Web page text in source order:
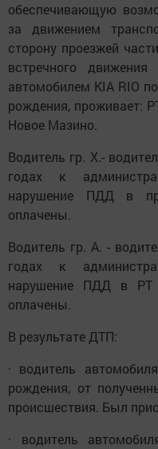
обеспечивающую
за движением
сторону проезжей
встречного
автомобилем KIA RIO
рождения, проживает:
Новое Мазино.
Водитель гр. Х.-
годах к
нарушение ПДД в
оплачены.
Водитель гр. А. -
годах к
нарушение ПДД в РТ
оплачены.
В результате ДТП:
· водитель
рождения, от
происшествия. Был
· водитель